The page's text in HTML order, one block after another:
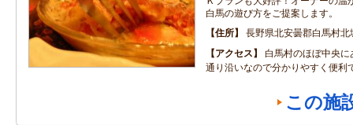
白馬の遊び方をご提案します。
住所
長野県北安曇郡白馬村
アクセス
白馬村のほぼ中央
通り沿いなので分かりやすく便利
この施